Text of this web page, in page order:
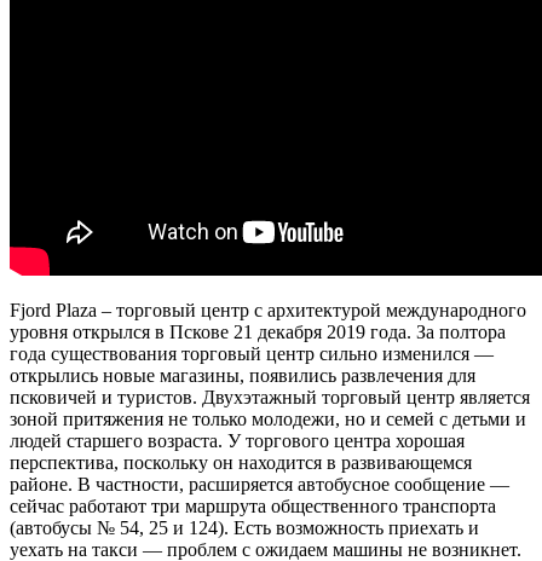
Fjord Plaza – торговый центр с архитектурой международного
уровня открылся в Пскове 21 декабря 2019 года. За полтора
года существования торговый центр сильно изменился —
открылись новые магазины, появились развлечения для
псковичей и туристов. Двухэтажный торговый центр является
зоной притяжения не только молодежи, но и семей с детьми и
людей старшего возраста. У торгового центра хорошая
перспектива, поскольку он находится в развивающемся
районе. В частности, расширяется автобусное сообщение —
сейчас работают три маршрута общественного транспорта
(автобусы № 54, 25 и 124). Есть возможность приехать и
уехать на такси — проблем с ожидаем машины не возникнет.